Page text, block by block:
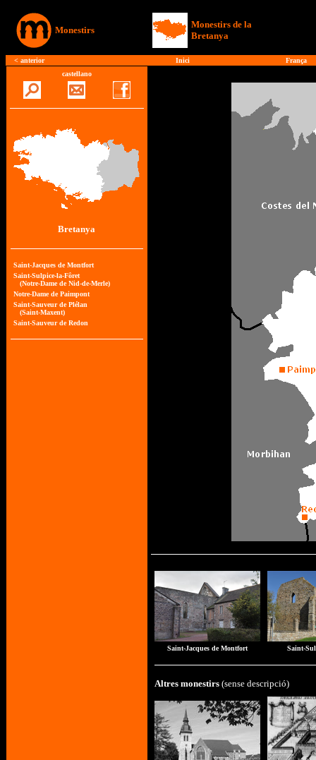
Monestirs
Monestirs de la
Bretanya
< anterior Inici
França
castellano
Bretanya
Saint-Jacques de Montfort Saint-
Altres monestirs (sense descripció)